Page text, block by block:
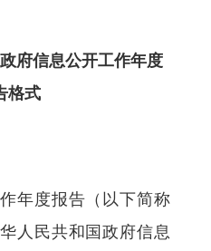
府信息公开工作年度
格式
度报告（以下简称
人民共和国政府信息